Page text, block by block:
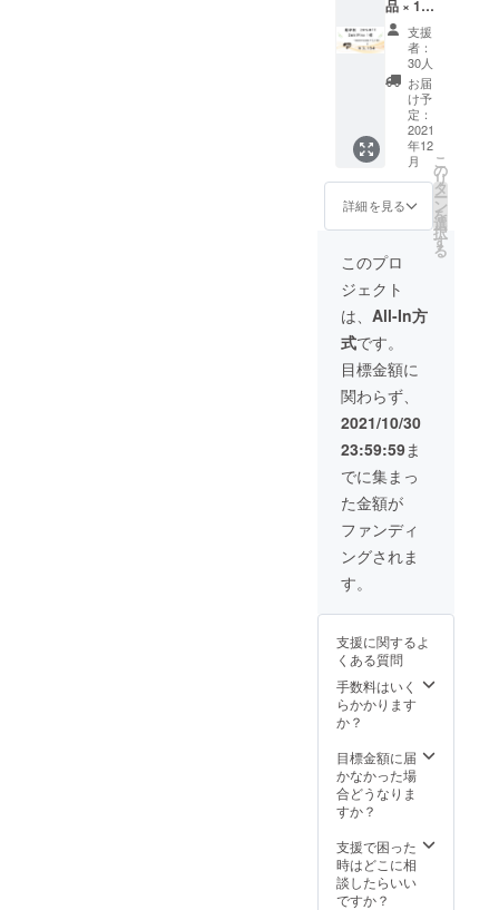
ださ
い。 ※
ご注文
状況、
使用部
材の供
給状
況、製
造工程
上の都
合等に
より出
る場合
ます。
場合、
正規販
売価格
が販売
予定価
格より
下がる
可能性
もござ
いま
す。 ※
デザイ
更にな
る可能
性もご
ざいま
す。ご
了承く
ださ
い。 ※
ご注文
状況、
使用部
材の供
給状
況、製
造工程
上の都
合等に
より出
る場合
があり
ます。
品 × 1点
［一般
販売予
定価格
3,980円
20%OF
F］ ※色
は4色か
らお選
びいた
だけま
す。 ※
皆様の
ご支援
により
量産効
率が向
上した
場合、
正規販
売価格
が販売
予定価
格より
下がる
可能性
もござ
いま
す。 ※
デザイ
ン・仕
る可能
ざいま
す。ご
了承く
ださ
い。 ※
状況、
使用部
材の供
給状
造工程
上の都
合等に
より出
支援
者：
30人
お届
け予
定：
2021
年12
月
詳細を見る
こ
の
リ
タ
ー
ン
を
選
択
す
る
このプロ
ジェクト
は、 All-In方
式です。
目標金額に
関わらず、
2021/10/30
23:59:59ま
でに集まっ
た金額が
ファンディ
ングされま
す。
支援に関するよ
くある質問
手数料はいく
らかかります
か？
目標金額に届
かなかった場
合どうなりま
すか？
支援で困った
時はどこに相
談したらいい
ですか？